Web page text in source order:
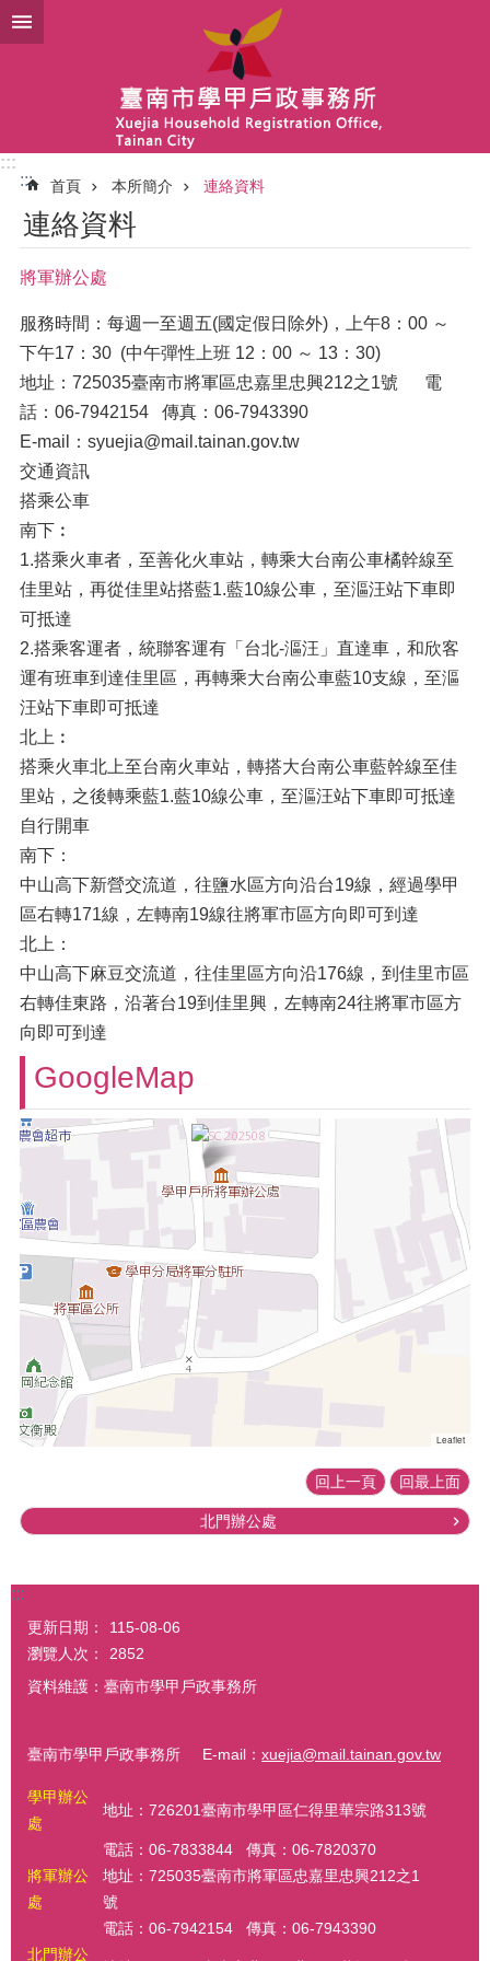
跳到主要內容區塊
:::
:::
首頁 本所簡介 連絡資料
連絡資料
將軍辦公處
服務時間：每週一至週五(國定假日除外)，上午8：00 ～
下午17：30 (中午彈性上班 12：00 ～ 13：30)
地址：725035臺南市將軍區忠嘉里忠興212之1號 電
話：06-7942154 傳真：06-7943390
E-mail： syuejia@mail.tainan.gov.tw
交通資訊
搭乘公車
南下︰
1.搭乘火車者，至善化火車站，轉乘大台南公車橘幹線至
佳里站，再從佳里站搭藍1.藍10線公車，至漚汪站下車即
可抵達
2.搭乘客運者，統聯客運有「台北-漚汪」直達車，和欣客
運有班車到達佳里區，再轉乘大台南公車藍10支線，至漚
汪站下車即可抵達
北上︰
搭乘火車北上至台南火車站，轉搭大台南公車藍幹線至佳
里站，之後轉乘藍1.藍10線公車，至漚汪站下車即可抵達
自行開車
南下：
中山高下新營交流道，往鹽水區方向沿台19線，經過學甲
區右轉171線，左轉南19線往將軍市區方向即可到達
北上：
中山高下麻豆交流道，往佳里區方向沿176線，到佳里市區
右轉佳東路，沿著台19到佳里興，左轉南24往將軍市區方
向即可到達
GoogleMap
Leaflet
回上一頁 回最上面
北門辦公處
:::
更新日期：
115-08-06
瀏覽人次：
2852
資料維護：臺南市學甲戶政事務所
臺南市學甲戶政事務所 E-mail： xuejia@mail.tainan.gov.tw
學甲辦公
處
地址：726201臺南市學甲區仁得里華宗路313號
電話：06-7833844 傳真：06-7820370
將軍辦公
處
地址：725035臺南市將軍區忠嘉里忠興212之1
號
電話：06-7942154 傳真：06-7943390
北門辦公